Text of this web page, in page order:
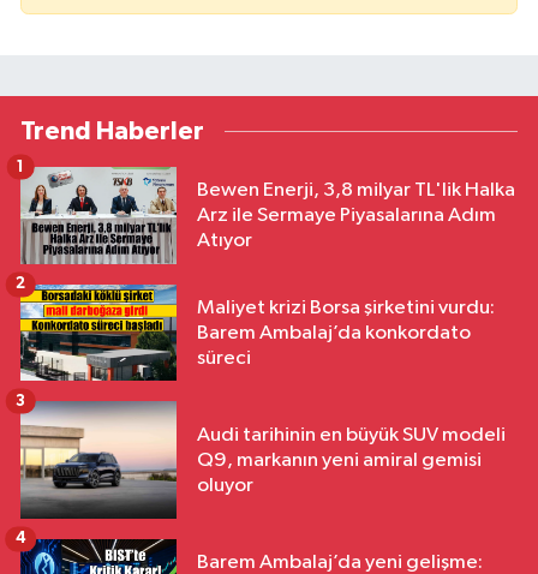
Trend Haberler
Bewen Enerji, 3,8 milyar TL'lik Halka
Arz ile Sermaye Piyasalarına Adım
Atıyor
1
Maliyet krizi Borsa şirketini vurdu:
Barem Ambalaj’da konkordato
süreci
2
Audi tarihinin en büyük SUV modeli
Q9, markanın yeni amiral gemisi
oluyor
3
Barem Ambalaj’da yeni gelişme:
4